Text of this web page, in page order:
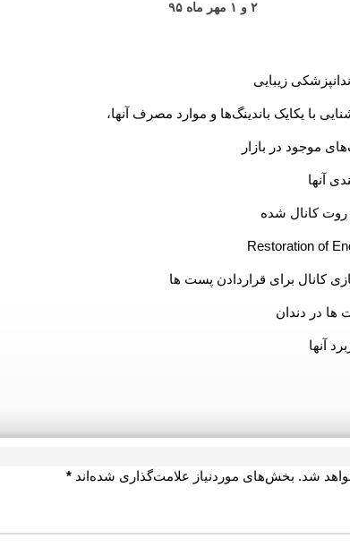
۲ و ۱ مهر ماه ۹۵
زیبایی
با یکایک باندینگ‌ها و موارد مصرف آنها،
موجود در بازار
آنها
روت کانال شده
Restoration of
کانال برای قراردادن پست ها
آنها
شد. بخش‌های موردنیاز علامت‌گذاری شده‌اند *